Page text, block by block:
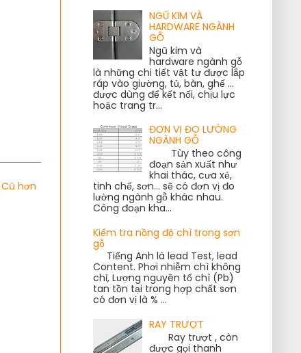
hơn
NGŨ KIM VÀ
HARDWARE NGÀNH
GỖ
Ngũ kim và
hardware ngành gỗ
là những chi tiết vật tư được lắp
ráp vào giường, tủ, bàn, ghế ...
được dùng để kết nối, chịu lực
hoặc trang tr...
ĐƠN VỊ ĐO LƯỜNG
NGÀNH GỖ
Tùy theo công
đoạn sản xuất như
khai thác, cưa xẻ,
tinh chế, sơn... sẽ có đơn vị đo
lường ngành gỗ khác nhau.
Công đoạn kha...
Kiểm tra nồng độ chì trong sơn
gỗ
Tiếng Anh là lead Test, lead
Content. Phơi nhiễm chì không
chỉ, Lượng nguyên tố chì (Pb)
tan tồn tại trong hợp chất sơn
có đơn vị là % ...
RAY TRƯỢT
Ray trượt , còn
được gọi thanh